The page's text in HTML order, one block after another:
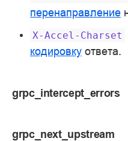
перенаправление
X-Accel-Charset
кодировку ответа.
grpc_intercept_errors
grpc_next_upstream